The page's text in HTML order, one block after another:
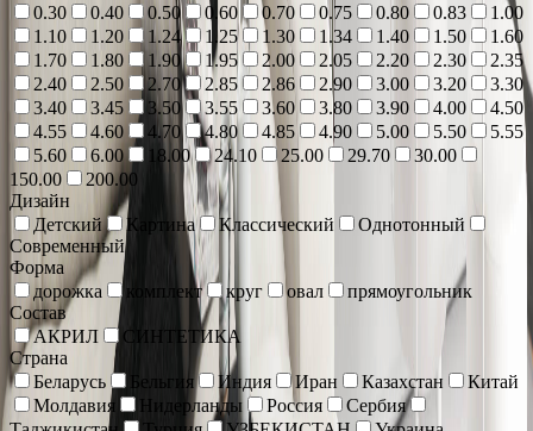
0.30
0.40 0.50 0.60 0.70 0.75 0.80 0.83
1.00
1.10
1.20 1.24 1.25 1.30 1.34 1.40 1.50
1.60
1.70
1.80 1.90 1.95 2.00 2.05 2.20 2.30
2.35
2.40
2.50 2.70 2.85 2.86 2.90 3.00 3.20
3.30
3.40
3.45 3.50 3.55 3.60 3.80 3.90 4.00
4.50
4.55
4.60 4.70 4.80 4.85 4.90 5.00 5.50
5.55
5.60
6.00 18.00 24.10 25.00 29.70
30.00
150.00
200.00
Дизайн
Детский
Картина Классический
Однотонный
Современный
Форма
дорожка
комплект круг овал
прямоугольник
Состав
АКРИЛ
СИНТЕТИКА
Страна
Беларусь
Бельгия Индия Иран Казахстан
Китай
Молдавия
Нидерланды Россия
Сербия